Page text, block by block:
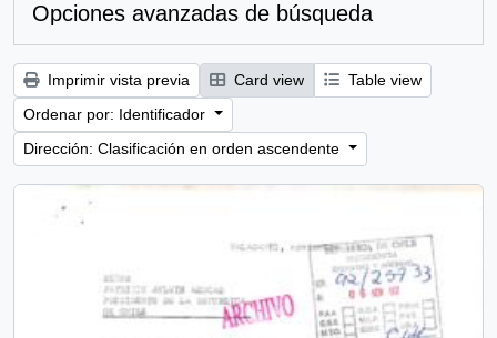
Opciones avanzadas de búsqueda
Imprimir vista previa Card view
Table view
Ordenar por: Identificador
Dirección: Clasificación en orden ascendente